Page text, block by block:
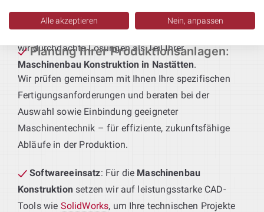
Produkt – wir die passende Technik. Von der
Erstbearbeitung bis zur Weiterverarbeitung realisieren
wir durchdachte Lösungen als Teil Ihrer
Maschinenbau Konstruktion in Nastätten.
Planung Ihrer Produktionsanlagen:
Wir prüfen gemeinsam mit Ihnen Ihre spezifischen
Fertigungsanforderungen und beraten bei der
Auswahl sowie Einbindung geeigneter
Maschinentechnik – für effiziente, zukunftsfähige
Abläufe in der Produktion.
Softwareeinsatz: Für die Maschinenbau
Konstruktionsetzen wir auf leistungsstarke CAD-
Tools wie SolidWorks, um Ihre technischen Projekte
Alle akzeptieren Nein, anpassen